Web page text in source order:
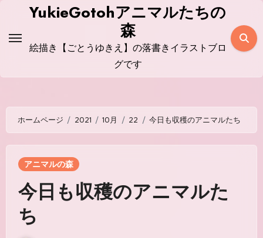
ス
YukieGotohアニマルたちの
森
絵描き【ごとうゆきえ】の落書きイラストブロ
グです
ホームページ 2021 10月 22 今日も収穫のアニマルたち
アニマルの森
今日も収穫のアニマルた
ち